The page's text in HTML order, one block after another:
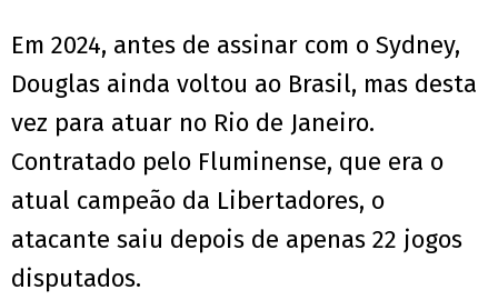
Em 2024, antes de assinar com o Sydney,
Douglas ainda voltou ao Brasil, mas desta
vez para atuar no Rio de Janeiro.
Contratado pelo Fluminense, que era o
atual campeão da Libertadores, o
atacante saiu depois de apenas 22 jogos
disputados.